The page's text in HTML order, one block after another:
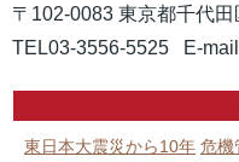
〒102-0083 東京都千代
TEL03-3556-5525 E-
東日本大震災から10年 危機